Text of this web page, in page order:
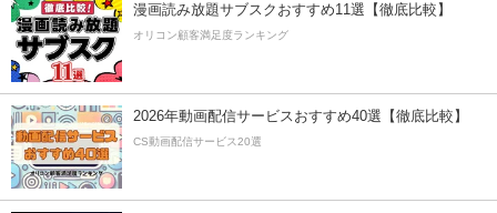
漫画読み放題サブスクおすすめ11選【徹底比較】
オリコン顧客満足度ランキング
2026年動画配信サービスおすすめ40選【徹底比較】
CS動画配信サービス20選